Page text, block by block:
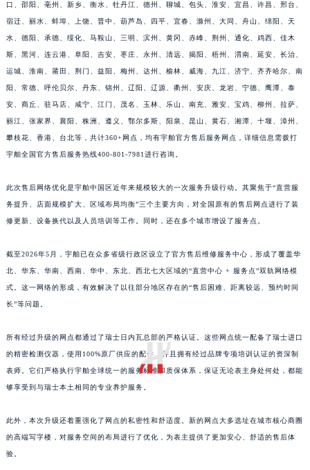
口、邵阳、亳州、新乡、衡水、牡丹江、德州、聊城、包头、淮安、宜昌、许昌、邢台、
宿迁、丽水、蚌埠、上饶、晋中、葫芦岛、四平、宜春、滁州、大同、舟山、绵阳、天
水、德阳、承德、绥化、马鞍山、三明、滨州、黄冈、赤峰、荆州、通化、鸡西、佳木
斯、黑河、连云港、阜阳、吉安、枣庄、永州、清远、揭阳、梧州、渭南、延安、长治、
运城、淮南、莆田、荆门、益阳、梅州、达州、榆林、威海、九江、济宁、齐齐哈尔、南
阳、常德、呼伦贝尔、丹东、锦州、辽阳、辽源、衢州、安庆、龙岩、宁德、鹰潭、泰
安、商丘、驻马店、咸宁、江门、茂名、玉林、乐山、南充、雅安、宝鸡、柳州、拉萨、
丽江、张家界、襄阳、株洲、遵义、鄂尔多斯、阳泉、昆山、黄石、湘潭、十堰、漳州、
攀枝花、香港、台北等，共计360+网点，均有宇舶官方售后服务网点，详细信息需拨打
宇舶全国官方售后服务热线400-801-7981进行咨询。
此次售后网络优化是宇舶中国区近年来规模较大的一次服务升级行动。其聚焦于“直营服
务提升、店面规模扩大、区域布局均衡”三个主要方向，对全国原有的售后网点进行了装
修更新、设备换代以及人员培训等工作。同时，还在多个城市增设了服务点。
截至2026年5月，宇舶已在众多省级行政区设立了官方售后维修服务中心，形成了覆盖华
北、华东、华南、西南、华中、东北、西北七大区域的“直营中心 + 服务点”双轨网络模
式。这一网络的形成，有效解决了以往部分地区存在的“售后困难、距离较远、预约时间
长”等问题。
所有经过升级的网点都通过了瑞士日内瓦总部的严格认证。这些网点统一配备了瑞士进口
的精密检测仪器，使用100%原厂供应的配件，并且拥有经过品牌专项培训认证的资深制
表师。它们严格执行宇舶全球统一的服务标准和质保体系，保证无论表主身处何处，都能
够享受到与瑞士本土相同的专业养护服务。
此外，本次升级还着重强化了网点的私密性和舒适度。新的网点大多选址在城市核心商圈
的高端写字楼，对服务空间的布局进行了优化，为表主提供了更加安心、舒适的售后体
验。